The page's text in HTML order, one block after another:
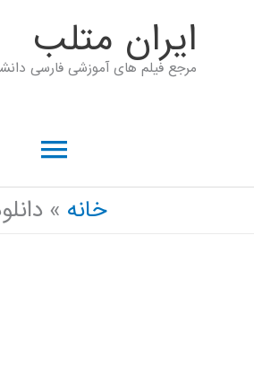
ايران متلب
مرجع فیلم های آموزشی فارسی
خانه